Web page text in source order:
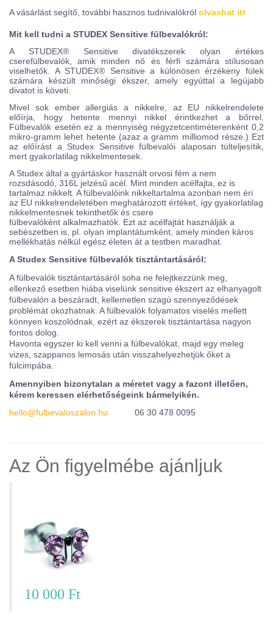
A vásárlást segítő, további hasznos tudnivalókról olvashat itt
Mit kell tudni a STUDEX Sensitive fülbevalókról:
A STUDEX® Sensitive divatékszerek olyan értékes
cserefülbevalók, amik minden nő és férfi számára stílusosan
viselhetők. A STUDEX® Sensitive a különösen érzékeny fülek
számára készült minőségi ékszer, amely egyúttal a legújabb
divatot is követi.
Mivel sok ember allergiás a nikkelre, az EU nikkelrendelete
előírja, hogy hetente mennyi nikkel érintkezhet a bőrrel.
Fülbevalók esetén ez a mennyiség négyzetcentiméterenként 0,2
mikro-gramm lehet hetente (azaz a gramm milliomod része.) Ezt
az előírást a Studex Sensitive fülbevalói alaposan túlteljesítik,
mert gyakorlatilag nikkelmentesek.
A Studex által a gyártáskor használt orvosi fém a nem
rozsdásodó, 316L jelzésű acél. Mint minden acélfajta, ez is
tartalmaz nikkelt. A fülbevalóink nikkeltartalma azonban nem éri
az EU nikkelrendeletében meghatározott értéket, így gyakorlatilag
nikkelmentesnek tekinthetők és csere
fülbevalóként alkalmazhatók. Ezt az acélfajtát használják a
sebészetben is, pl. olyan implantátumként, amely minden káros
mellékhatás nélkül egész életen át a testben maradhat.
A Studex Sensitive fülbevalók tisztántartásáról:
A fülbevalók tisztántartásáról soha ne felejtkezzünk meg,
ellenkező esetben hiába viselünk sensitive ékszert az elhanyagolt
fülbevalón a beszáradt, kellemetlen szagú szennyeződések
problémát okozhatnak. A fülbevalók folyamatos viselés mellett
könnyen koszolódnak, ezért az ékszerek tisztántartása nagyon
fontos dolog.
Havonta egyszer ki kell venni a fülbevalókat, majd egy meleg
vizes, szappanos lemosás után visszahelyezhetjük őket a
fülcimpába.
Amennyiben bizonytalan a méretet vagy a fazont illetően,
kérem keressen elérhetőségeink bármelyikén.
hello@fulbevaloszalon.hu
06 30 478 0095
Az Ön figyelmébe ajánljuk